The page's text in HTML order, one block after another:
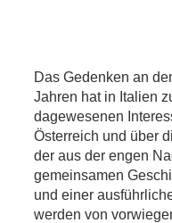
Das Gedenken an
Jahren hat in Italien
dagewesenen
Österreich und über
der aus der engen
gemeinsamen
und einer
werden von